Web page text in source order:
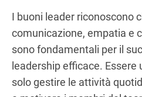
I buoni leader riconoscono
comunicazione, empatia e
sono fondamentali per il
leadership efficace. Essere
solo gestire le attività